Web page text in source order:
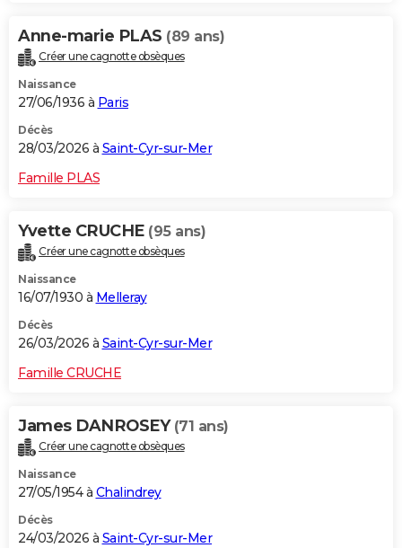
Anne-marie PLAS (89 ans)
Créer une cagnotte obsèques
Naissance
27/06/1936 à Paris
Décès
28/03/2026 à Saint-Cyr-sur-Mer
Famille PLAS
Yvette CRUCHE (95 ans)
Créer une cagnotte obsèques
Naissance
16/07/1930 à Melleray
Décès
26/03/2026 à Saint-Cyr-sur-Mer
Famille CRUCHE
James DANROSEY (71 ans)
Créer une cagnotte obsèques
Naissance
27/05/1954 à Chalindrey
Décès
24/03/2026 à Saint-Cyr-sur-Mer